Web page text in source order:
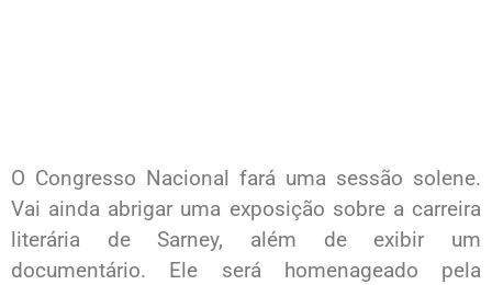
O Congresso Nacional fará uma sessão solene.
Vai ainda abrigar uma exposição sobre a carreira
literária de Sarney, além de exibir um
documentário. Ele será homenageado pela